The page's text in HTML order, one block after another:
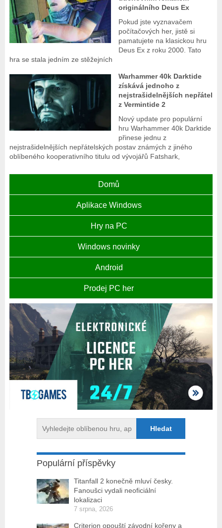
originálního Deus Ex
Pokud jste vyznavačem
počítačových her, jistě si
pamatujete na klasickou hru
Deus Ex z roku 2000. Tato
hra se stala jedním ze stěžejních
Warhammer 40k Darktide
získává jednoho z
nejstrašidelnějších nepřátel
z Vermintide 2
Nový update pro populární
hru Warhammer 40k Darktide
přinese jednu z
nejstrašidelnějších nepřátelských postav známých z jiného
oblíbeného kooperativního titulu od vývojářů Fatshark,
Domů
Aplikace Windows
Hry na PC
Windows novinky
Android
Prodej PC her
Populární příspěvky
Titanfall 2 konečně mluví česky.
Fanoušci vydali neoficiální
lokalizaci
7 srpna, 2026
Criterion opouští závodní kořeny a